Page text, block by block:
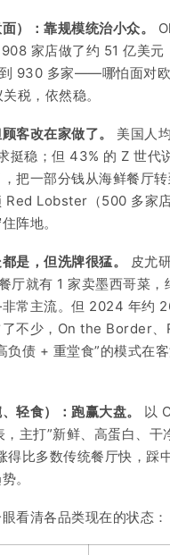
）：靠规模统治小众。
家店做了约 51 亿美元
930 多家——哪怕面对
税，依然稳。
客改在家做了。
美国人
挺稳；但 43% 的 Z 世代
把一部分钱从海鲜餐厅转
Red Lobster（500 多家
阵地。
是，但洗牌很猛。
皮尤
厅就有 1 家卖墨西哥菜，
常主流。但 2024 年约
不少，On the Border、
负债 + 重堂食”的模式在
轻食）：跑赢大盘。
以
主打”新鲜、高蛋白、干
得比多数传统餐厅快，踩
。
看清各品类现在的状态：